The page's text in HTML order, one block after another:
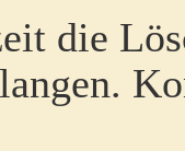
die